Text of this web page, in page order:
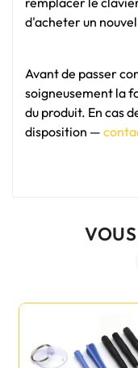
d'acheter un
Avant de passer
soigneusement la
du produit. En cas
disposition —